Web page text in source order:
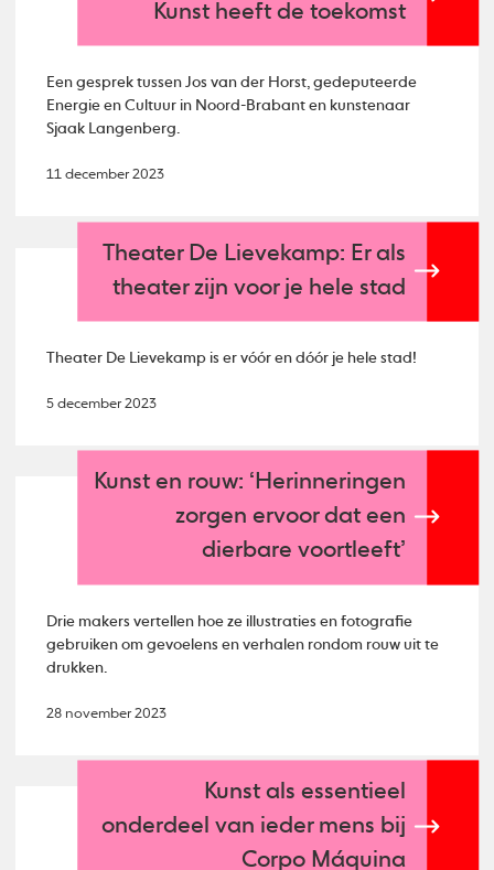
Kunst heeft de toekomst
Een gesprek tussen Jos van der Horst, gedeputeerde
Energie en Cultuur in Noord-Brabant en kunstenaar
Sjaak Langenberg.
11 december 2023
Theater De Lievekamp: Er als
theater zijn voor je hele stad
Theater De Lievekamp is er vóór en dóór je hele stad!
5 december 2023
Kunst en rouw: ‘Herinneringen
zorgen ervoor dat een
dierbare voortleeft’
Drie makers vertellen hoe ze illustraties en fotografie
gebruiken om gevoelens en verhalen rondom rouw uit te
drukken.
28 november 2023
Kunst als essentieel
onderdeel van ieder mens bij
Corpo Máquina